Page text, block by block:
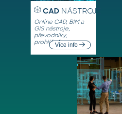
CADNÁSTROJE
Online CAD, BIM a
GIS nástroje,
převodníky,
prohlížečeVíce info